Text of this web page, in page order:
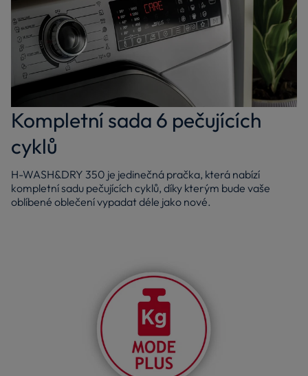
Kompletní sada 6 pečujících
cyklů
H-WASH&DRY 350 je jedinečná pračka, která nabízí
kompletní sadu pečujících cyklů, díky kterým bude vaše
oblíbené oblečení vypadat déle jako nové.